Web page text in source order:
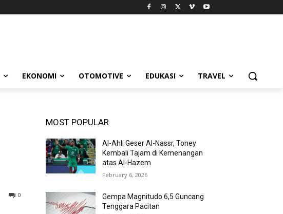
EKONOMI OTOMOTIVE EDUKASI TRAVEL
0
MOST POPULAR
Al-Ahli Geser Al-Nassr, Toney
Kembali Tajam di Kemenangan
atas Al-Hazem
February 6, 2026
Gempa Magnitudo 6,5 Guncang
Tenggara Pacitan